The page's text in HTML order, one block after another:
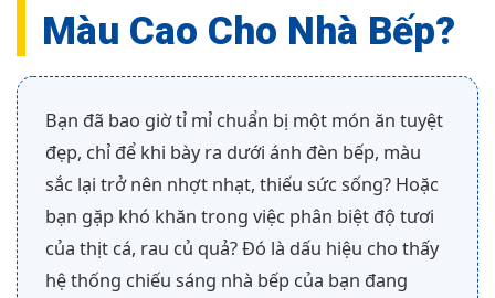
Màu Cao Cho Nhà Bếp?
Bạn đã bao giờ tỉ mỉ chuẩn bị một món ăn tuyệt
đẹp, chỉ để khi bày ra dưới ánh đèn bếp, màu
sắc lại trở nên nhợt nhạt, thiếu sức sống? Hoặc
bạn gặp khó khăn trong việc phân biệt độ tươi
của thịt cá, rau củ quả? Đó là dấu hiệu cho thấy
hệ thống chiếu sáng nhà bếp của bạn đang